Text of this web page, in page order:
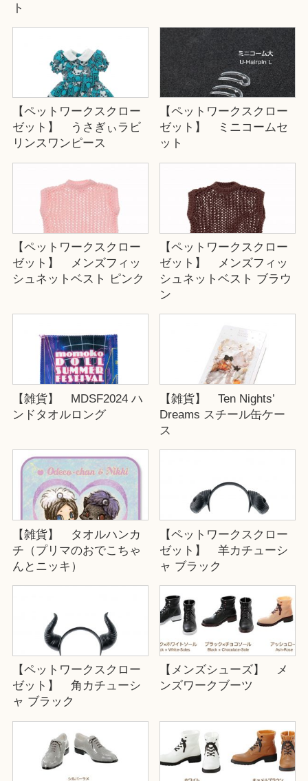
ト
【ペットワークスクロー
ゼット】 うさぎぃラビ
リンスワンピース
【ペットワークスクロー
ゼット】 ミニコームセ
ット
【ペットワークスクロー
ゼット】 メンズフィッ
シュネットベスト ピンク
【ペットワークスクロー
ゼット】 メンズフィッ
シュネットベスト ブラウ
ン
【雑貨】 MDSF2024 ハ
ンドタオルロング
【雑貨】 Ten Nights’
Dreams スチール缶ケー
ス
【雑貨】 タオルハンカ
チ（プリマのおでこちゃ
んとニッキ）
【ペットワークスクロー
ゼット】 羊カチューシ
ャ ブラック
【ペットワークスクロー
ゼット】 角カチューシ
ャ ブラック
【メンズシューズ】 メ
ンズワークブーツ